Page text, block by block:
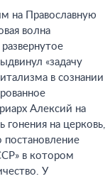
на Православную
волна
«задачу
в сознании
Алексий на
на церковь,
в котором
У